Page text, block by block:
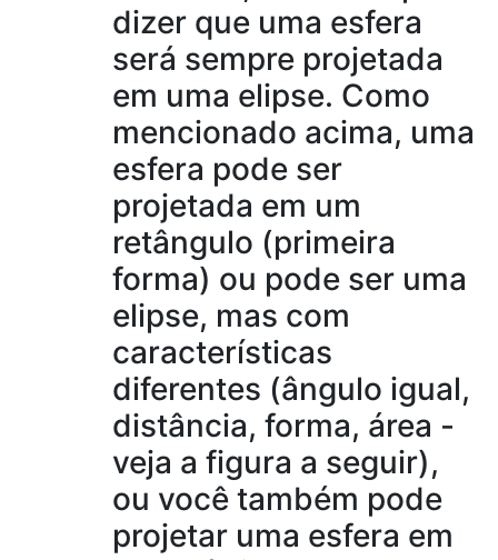
dizer que uma esfera
será sempre projetada
em uma elipse. Como
mencionado acima, uma
esfera pode ser
projetada em um
retângulo (primeira
forma) ou pode ser uma
elipse, mas com
características
diferentes (ângulo igual,
distância, forma, área -
veja a figura a seguir),
ou você também pode
projetar uma esfera em